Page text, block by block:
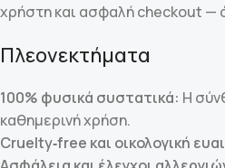
χρήστη και ασφαλή checkout —
Πλεονεκτήματα
100% φυσικά συστατικά: Η
καθημερινή χρήση.
Cruelty‑free και οικολογική